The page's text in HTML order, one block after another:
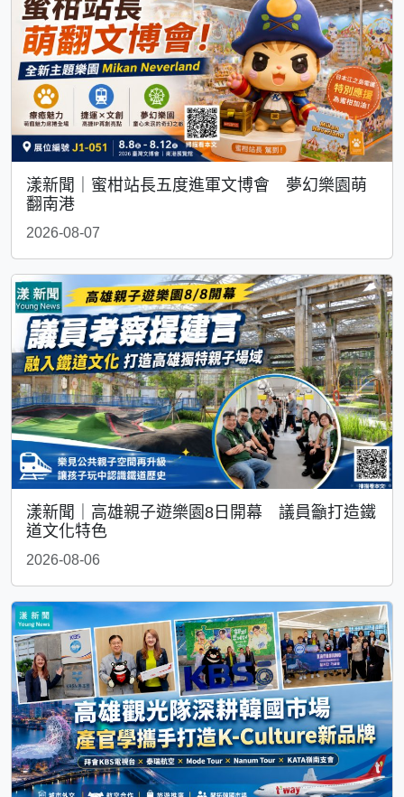
漾新聞｜蜜柑站長五度進軍文博會 夢幻樂園萌
翻南港
2026-08-07
漾新聞｜高雄親子遊樂園8日開幕 議員籲打造鐵
道文化特色
2026-08-06